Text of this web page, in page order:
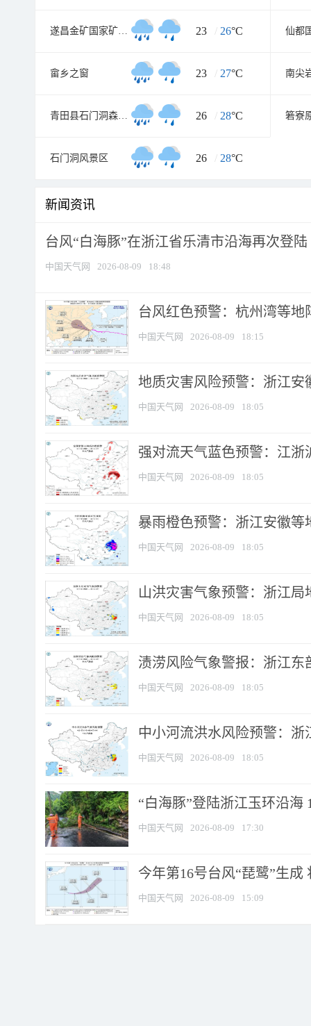
遂昌金矿国家矿山公园 23 / 26°C
畲乡之窗 23 / 27°C 南尖
青田县石门洞森林公园 26 / 28°C 箬寮
石门洞风景区 26 / 28°C
新闻资讯
台风“白海豚”在浙江省乐清市沿海再次登陆
中国天气网 2026-08-09 18:48
台风红色预警：杭州湾等地
中国天气网 2026-08-09 18:15
地质灾害风险预警：浙江安
中国天气网 2026-08-09 18:05
强对流天气蓝色预警：江浙
中国天气网 2026-08-09 18:05
暴雨橙色预警：浙江安徽等
中国天气网 2026-08-09 18:05
山洪灾害气象预警：浙江
中国天气网 2026-08-09 18:05
渍涝风险气象警报：浙江
中国天气网 2026-08-09 18:05
中小河流洪水风险预警：
中国天气网 2026-08-09 18:05
“白海豚”登陆浙江玉环沿海
中国天气网 2026-08-09 17:30
今年第16号台风“琵鹭”生
中国天气网 2026-08-09 15:09